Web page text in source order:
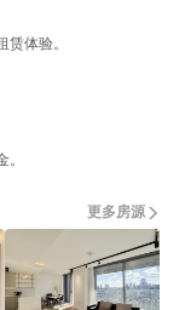
体验。
更多房源